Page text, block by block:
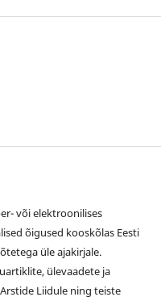
või elektroonilises
õigused kooskõlas Eesti
üle ajakirjale.
ülevaadete ja
Liidule ning teiste